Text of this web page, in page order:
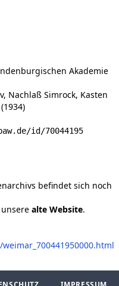
Akademie
Nachlaß Simrock, Kasten
id/70044195
befindet sich noch
alte Website.